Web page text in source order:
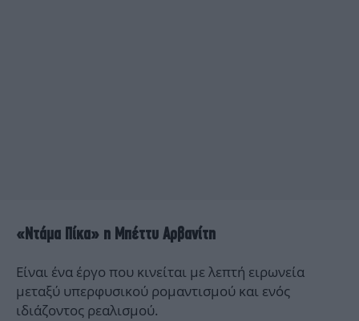
«Ντάμα Πίκα» η Μπέττυ Αρβανίτη
Είναι ένα έργο που κινείται με λεπτή ειρωνεία
μεταξύ υπερφυσικού ρομαντισμού και ενός
ιδιάζοντος ρεαλισμού.